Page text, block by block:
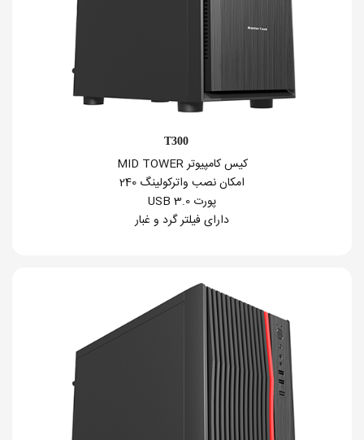
T300
کیس کامپیوتر MID TOWER
امکان نصب واترکولینگ 240
پورت USB 3.0
دارای فیلتر گرد و غبار